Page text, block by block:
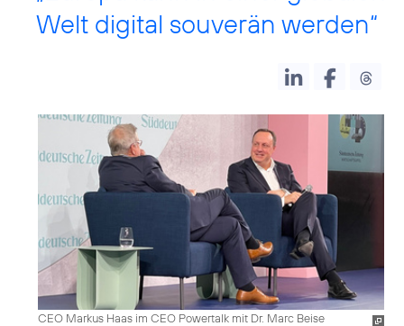
Welt digital souverän werden“
CEO Markus Haas im CEO Powertalk mit Dr. Marc Beise